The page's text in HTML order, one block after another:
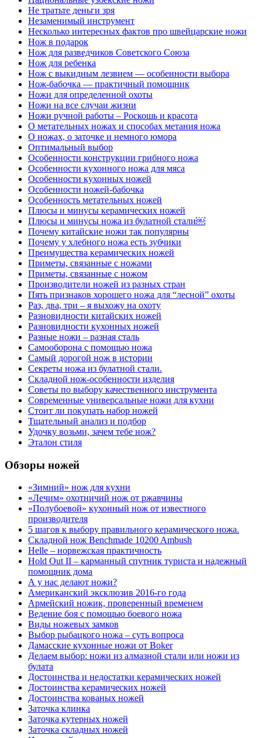
Не тратьте деньги зря
Незаменимый инструмент
Несколько интересных фактов про швейцарские ножи
Нож в подарок
Нож для разведчиков Советского Союза
Нож для ребенка
Нож с выкидным лезвием — особенности выбора
Нож-бабочка — практичный помощник
Ножи для определенной охоты
Ножи на все случаи жизни
Ножи ручной работы – Роскошь и красота
О метательных ножах и способах метания ножа
О ножах, о заточке и немного юмора
Оптимальный выбор
Особенности конструкции грибного ножа
Особенности кухонного ножа для мяса
Особенности кухонных ножей
Особенности ножей-бабочка
Особенность метательных ножей
Плюсы и минусы керамических ножей
Плюсы и минусы ножа из булатной стали￼
Почему китайские ножи так популярны
Почему у хлебного ножа есть зубчики
Преимущества керамических ножей
Приметы, связанные с ножами
Приметы, связанные с ножом
Производители ножей из разных стран
Пять признаков хорошего ножа для “лесной” охоты
Раз, два, три – я выхожу на охоту
Разновидности китайских ножей
Разновидности кухонных ножей
Разные ножи – разная сталь
Самооборона с помощью ножа
Самый дорогой нож в истории
Секреты ножа из булатной стали.
Складной нож-особенности изделия
Советы по выбору качественного инструмента
Современные универсальные ножи для кухни
Стоит ли покупать набор ножей
Тщательный анализ и подбор
Удочку возьми, зачем тебе нож?
Эталон стиля
Обзоры ножей
«Зимний» нож для кухни
«Лечим» охотничий нож от ржавчины
«Полубоевой» кухонный нож от известного
производителя
5 шагов к выбору правильного керамического ножа.
Cкладной нож Benchmade 10200 Ambush
Helle – норвежская практичность
Hold Out II – карманный спутник туриста и надежный
помощник дома
А у нас делают ножи?
Американский эксклюзив 2016-го года
Армейский ножик, проверенный временем
Ведение боя с помощью боевого ножа
Виды ножевых замков
Выбор рыбацкого ножа – суть вопроса
Дамасские кухонные ножи от Boker
Делаем выбор: ножи из алмазной стали или ножи из
булата
Достоинства и недостатки керамических ножей
Достоинства керамических ножей
Достоинства кованых ножей
Заточка клинка
Заточка кутерных ножей
Заточка складных ножей